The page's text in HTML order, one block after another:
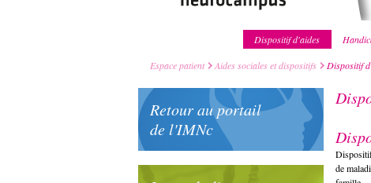
Dispositif d'aides
Espace patient Aides sociales et dispositifs Dispositif
Retour au portail
de l'IMNc
de